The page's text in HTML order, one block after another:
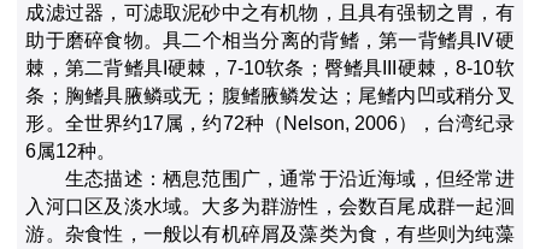
成滤过器，可滤取泥砂中之有机物，且具有强韧之胃，有
助于磨碎食物。具二个相当分离的背鳍，第一背鳍具IV硬
棘，第二背鳍具I硬棘，7-10软条；臀鳍具III硬棘，8-10软
条；胸鳍具腋鳞或无；腹鳍腋鳞发达；尾鳍内凹或稍分叉
形。全世界约17属，约72种（Nelson, 2006），台湾纪录
6属12种。
生态描述：栖息范围广，通常于沿近海域，但经常进
入河口区及淡水域。大多为群游性，会数百尾成群一起洄
游。杂食性，一般以有机碎屑及藻类为食，有些则为纯藻